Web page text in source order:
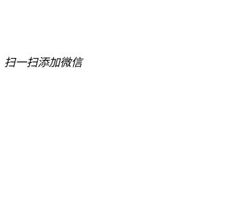
扫一扫添加微信